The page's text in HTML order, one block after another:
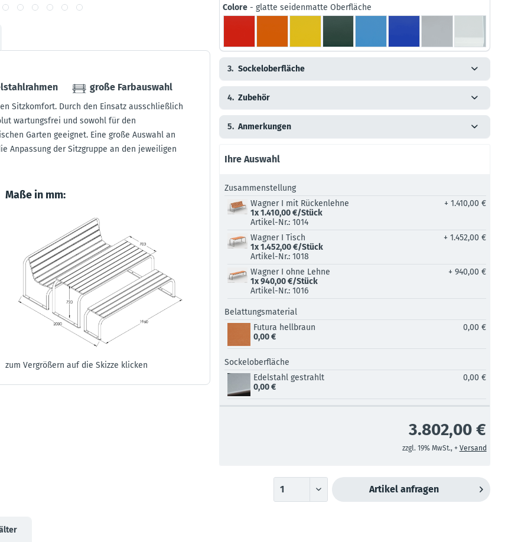
Colore - glatte seidenmatte Oberfläche
3. Sockeloberfläche
4. Zubehör
5. Anmerkungen
Ihre Auswahl
Zusammenstellung
Wagner I mit Rückenlehne
1x 1.410,00 €/Stück
Artikel-Nr.: 1014
+ 1.410,00 €
Wagner I Tisch
1x 1.452,00 €/Stück
Artikel-Nr.: 1018
+ 1.452,00 €
Wagner I ohne Lehne
1x 940,00 €/Stück
Artikel-Nr.: 1016
+ 940,00 €
Belattungsmaterial
Futura hellbraun
0,00 €
0,00 €
Sockeloberfläche
Edelstahl gestrahlt
0,00 €
0,00 €
3.802,00 €
zzgl. 19% MwSt., + Versand
Artikel anfragen
große Farbauswahl
Sitzkomfort. Durch den Einsatz ausschließlich
wartungsfrei und sowohl für den
Garten geeignet. Eine große Auswahl an
Anpassung der Sitzgruppe an den jeweiligen
Maße in mm:
zum Vergrößern auf die Skizze klicken